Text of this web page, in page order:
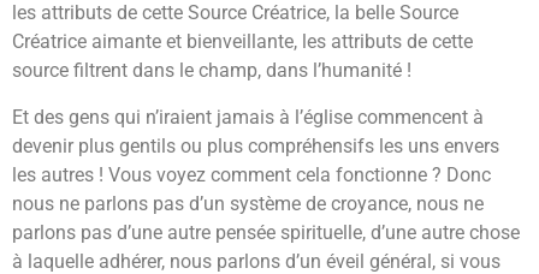
les attributs de cette Source Créatrice, la belle Source
Créatrice aimante et bienveillante, les attributs de cette
source filtrent dans le champ, dans l’humanité !
Et des gens qui n’iraient jamais à l’église commencent à
devenir plus gentils ou plus compréhensifs les uns envers
les autres ! Vous voyez comment cela fonctionne ? Donc
nous ne parlons pas d’un système de croyance, nous ne
parlons pas d’une autre pensée spirituelle, d’une autre chose
à laquelle adhérer, nous parlons d’un éveil général, si vous